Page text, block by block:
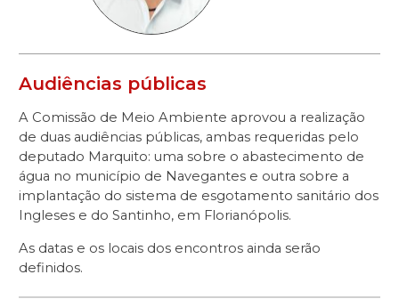
Audiências públicas
A Comissão de Meio Ambiente aprovou a realização
de duas audiências públicas, ambas requeridas pelo
deputado Marquito: uma sobre o abastecimento de
água no município de Navegantes e outra sobre a
implantação do sistema de esgotamento sanitário dos
Ingleses e do Santinho, em Florianópolis.
As datas e os locais dos encontros ainda serão
definidos.